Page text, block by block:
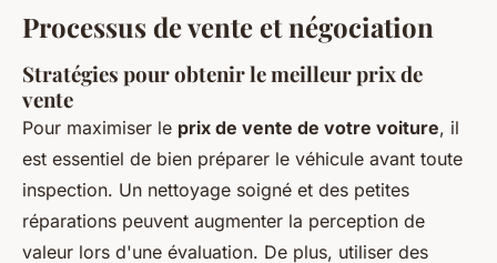
Processus de vente et négociation
Stratégies pour obtenir le meilleur prix de
vente
Pour maximiser le prix de vente de votre voiture, il
est essentiel de bien préparer le véhicule avant toute
inspection. Un nettoyage soigné et des petites
réparations peuvent augmenter la perception de
valeur lors d'une évaluation. De plus, utiliser des